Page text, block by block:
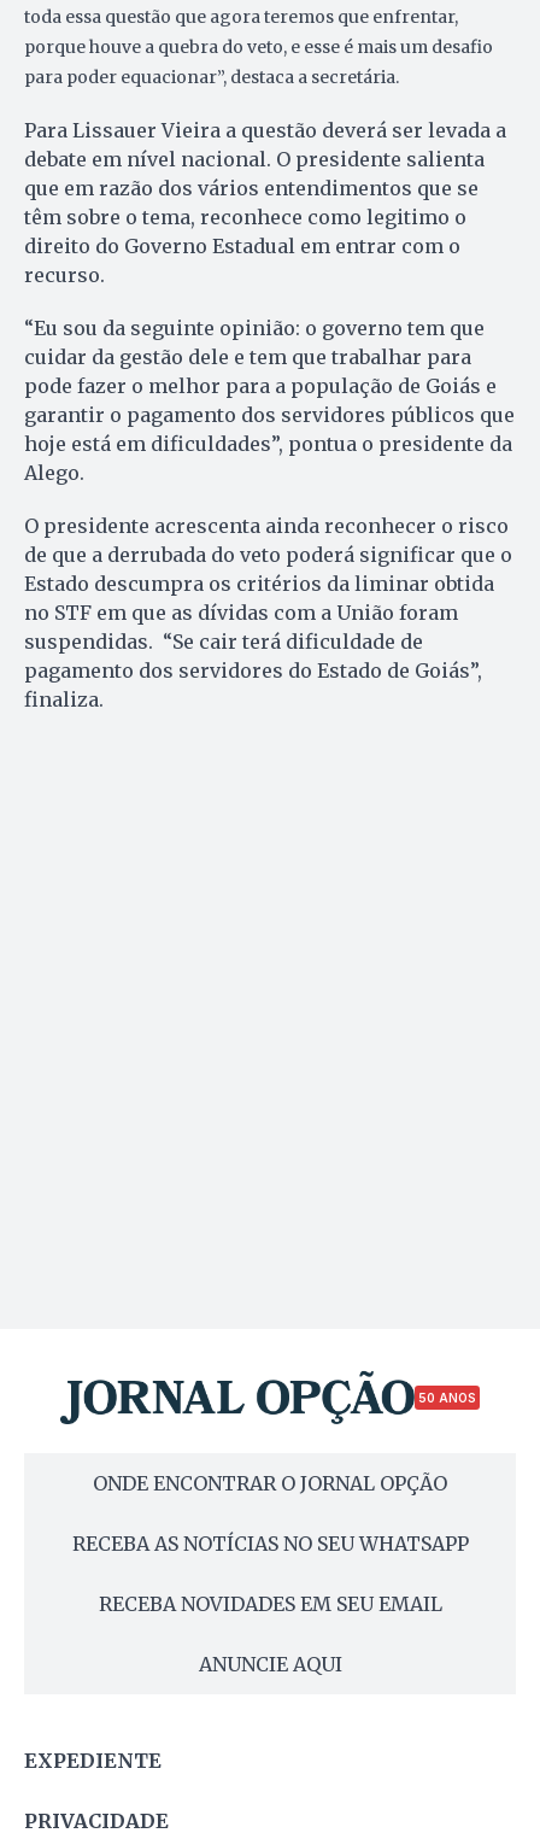
toda essa questão que agora teremos que enfrentar,
porque houve a quebra do veto, e esse é mais um desafio
para poder equacionar”, destaca a secretária.
Para Lissauer Vieira a questão deverá ser levada a
debate em nível nacional. O presidente salienta
que em razão dos vários entendimentos que se
têm sobre o tema, reconhece como legitimo o
direito do Governo Estadual em entrar com o
recurso.
“Eu sou da seguinte opinião: o governo tem que
cuidar da gestão dele e tem que trabalhar para
pode fazer o melhor para a população de Goiás e
garantir o pagamento dos servidores públicos que
hoje está em dificuldades”, pontua o presidente da
Alego.
O presidente acrescenta ainda reconhecer o risco
de que a derrubada do veto poderá significar que o
Estado descumpra os critérios da liminar obtida
no STF em que as dívidas com a União foram
suspendidas. “Se cair terá dificuldade de
pagamento dos servidores do Estado de Goiás”,
finaliza.
50 ANOS
ONDE ENCONTRAR O JORNAL OPÇÃO
RECEBA AS NOTÍCIAS NO SEU WHATSAPP
RECEBA NOVIDADES EM SEU EMAIL
ANUNCIE AQUI
EXPEDIENTE
PRIVACIDADE